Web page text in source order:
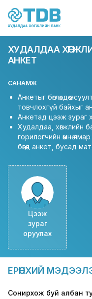
Skip to main content
ХУДАЛДАА
АНКЕТ
САНАМЖ
Анкетыг бөглөхдөө
товчлохгүй байхыг
Анкетад цээж зураг
Худалдаа, хөгжлийн
горилогчийн өмнө
бөгөөд анкет, бусад
Цээж
зураг
оруулах
ЕРӨНХИЙ
Сонирхож буй албан